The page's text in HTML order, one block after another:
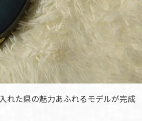
れた県の魅力あふれるモデルが完成